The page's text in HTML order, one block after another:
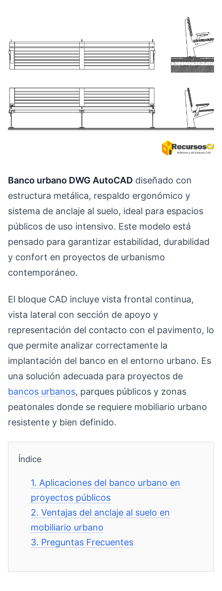
Banco urbano DWG AutoCAD diseñado con
estructura metálica, respaldo ergonómico y
sistema de anclaje al suelo, ideal para espacios
públicos de uso intensivo. Este modelo está
pensado para garantizar estabilidad, durabilidad
y confort en proyectos de urbanismo
contemporáneo.
El bloque CAD incluye vista frontal continua,
vista lateral con sección de apoyo y
representación del contacto con el pavimento, lo
que permite analizar correctamente la
implantación del banco en el entorno urbano. Es
una solución adecuada para proyectos de
bancos urbanos, parques públicos y zonas
peatonales donde se requiere mobiliario urbano
resistente y bien definido.
Índice
1. Aplicaciones del banco urbano en
proyectos públicos
2.Ventajas del anclaje al suelo en
mobiliario urbano
3. Preguntas Frecuentes